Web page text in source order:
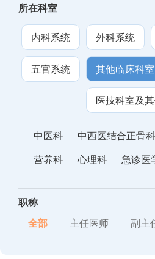
所在科室
内科系统 外科系统
五官系统 其他临床科室
医技科室及
中医科 中西医结合正骨科
营养科
心理科 急诊医
职称
全部
主任医师 副主